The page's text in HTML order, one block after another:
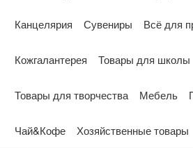
Канцелярия Сувениры Всё для
Кожгалантерея Товары для школы
Товары для творчества Мебель
Чай&Кофе Хозяйственные товары